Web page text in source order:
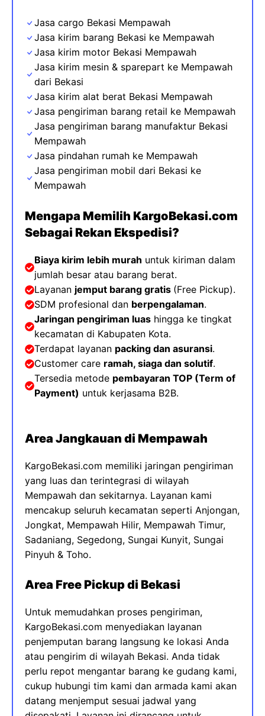
Jasa cargo Bekasi Mempawah
Jasa kirim barang Bekasi ke Mempawah
Jasa kirim motor Bekasi Mempawah
Jasa kirim mesin & sparepart ke Mempawah
dari Bekasi
Jasa kirim alat berat Bekasi Mempawah
Jasa pengiriman barang retail ke Mempawah
Jasa pengiriman barang manufaktur Bekasi
Mempawah
Jasa pindahan rumah ke Mempawah
Jasa pengiriman mobil dari Bekasi ke
Mempawah
Mengapa Memilih KargoBekasi.com
Sebagai Rekan Ekspedisi?
Biaya kirim lebih murah untuk kiriman dalam
jumlah besar atau barang berat.
Layanan jemput barang gratis (Free Pickup).
SDM profesional dan berpengalaman.
Jaringan pengiriman luas hingga ke tingkat
kecamatan di Kabupaten Kota.
Terdapat layanan packing dan asuransi.
Customer care ramah, siaga dan solutif.
Tersedia metode pembayaran TOP (Term of
Payment) untuk kerjasama B2B.
Area Jangkauan di Mempawah
KargoBekasi.com memiliki jaringan pengiriman
yang luas dan terintegrasi di wilayah
Mempawah dan sekitarnya. Layanan kami
mencakup seluruh kecamatan seperti Anjongan,
Jongkat, Mempawah Hilir, Mempawah Timur,
Sadaniang, Segedong, Sungai Kunyit, Sungai
Pinyuh & Toho.
Area Free Pickup di Bekasi
Untuk memudahkan proses pengiriman,
KargoBekasi.com menyediakan layanan
penjemputan barang langsung ke lokasi Anda
atau pengirim di wilayah Bekasi. Anda tidak
perlu repot mengantar barang ke gudang kami,
cukup hubungi tim kami dan armada kami akan
datang menjemput sesuai jadwal yang